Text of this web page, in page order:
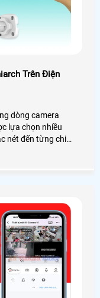
Trên Điện
dòng camera
lựa chọn nhiều
nét đến từng chi